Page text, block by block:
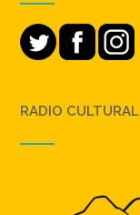
RADIO CULTURAL